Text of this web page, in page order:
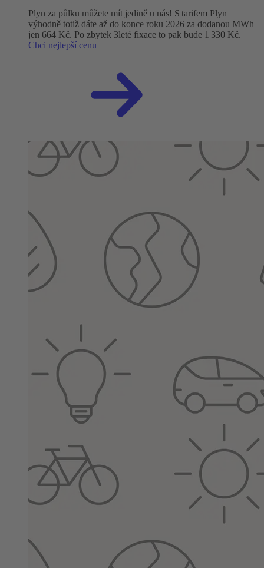
Plyn za půlku můžete mít jedině u nás! S tarifem Plyn
výhodně totiž dáte až do konce roku 2026 za dodanou MWh
jen 664 Kč. Po zbytek 3leté fixace to pak bude 1 330 Kč.
Chci nejlepší cenu